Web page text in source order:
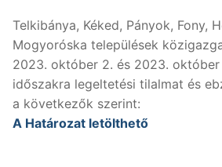
Telkibánya, Kéked, Pányok, Fony,
Mogyoróska települések
2023. október 2. és 2023.
időszakra legeltetési tilalmat és
a következők szerint:
A Határozat letölthető